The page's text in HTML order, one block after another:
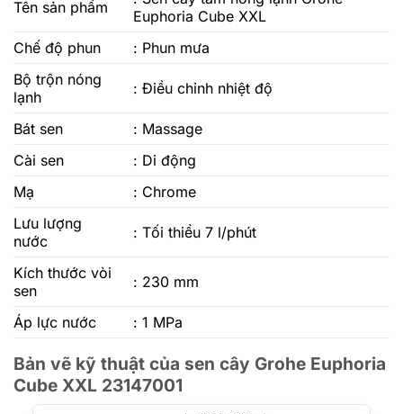
Tên sản phẩm
Euphoria Cube XXL
Chế độ phun
: Phun mưa
Bộ trộn nóng
lạnh
: Điều chỉnh nhiệt độ
Bát sen
: Massage
Cài sen
: Di động
Mạ
: Chrome
Lưu lượng
nước
: Tối thiểu 7 l/phút
Kích thước vòi
sen
: 230 mm
Áp lực nước : 1 MPa
Bản vẽ kỹ thuật của sen cây Grohe Euphoria
Cube XXL 23147001